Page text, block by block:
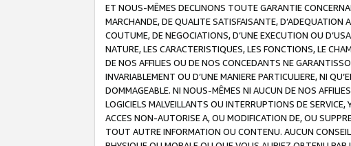
ET NOUS-MÊMES DECLINONS TOUTE GARANTIE
MARCHANDE, DE QUALITE SATISFAISANTE,
COUTUME, DE NEGOCIATIONS, D’UNE EXECUTION OU
NATURE, LES CARACTERISTIQUES, LES FONCTIONS, LE
DE NOS AFFILIES OU DE NOS CONCEDANTS NE
INVARIABLEMENT OU D’UNE MANIERE PARTICULIERE, NI
DOMMAGEABLE. NI NOUS-MÊMES NI AUCUN DE NOS
LOGICIELS MALVEILLANTS OU INTERRUPTIONS DE
ACCES NON-AUTORISE A, OU MODIFICATION DE, OU
TOUT AUTRE INFORMATION OU CONTENU. AUCUN